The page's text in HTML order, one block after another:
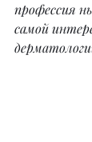
профессия
самой